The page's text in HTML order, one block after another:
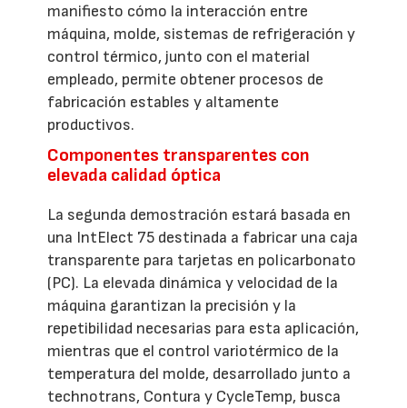
manifiesto cómo la interacción entre
máquina, molde, sistemas de refrigeración y
control térmico, junto con el material
empleado, permite obtener procesos de
fabricación estables y altamente
productivos.
Componentes transparentes con
elevada calidad óptica
La segunda demostración estará basada en
una IntElect 75 destinada a fabricar una caja
transparente para tarjetas en policarbonato
(PC). La elevada dinámica y velocidad de la
máquina garantizan la precisión y la
repetibilidad necesarias para esta aplicación,
mientras que el control variotérmico de la
temperatura del molde, desarrollado junto a
technotrans, Contura y CycleTemp, busca